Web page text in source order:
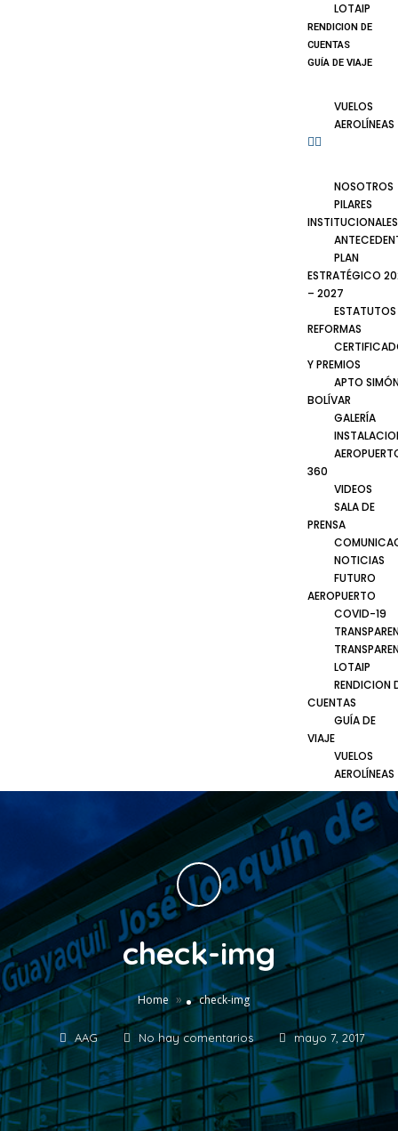
LOTAIP
RENDICION DE
CUENTAS
GUÍA DE VIAJE
VUELOS
AEROLÍNEAS
NOSOTROS
PILARES
INSTITUCIONALES
PLAN
ESTRATÉGICO
– 2027
ESTATUTOS
REFORMAS
Y PREMIOS
APTO
BOLÍVAR
GALERÍA
360
VIDEOS
SALA DE
PRENSA
NOTICIAS
FUTURO
AEROPUERTO
COVID-19
LOTAIP
RENDICION
CUENTAS
GUÍA DE
VIAJE
VUELOS
AEROLÍNEAS
check-img
Home » check-img
AAG No hay comentarios mayo 7, 2017